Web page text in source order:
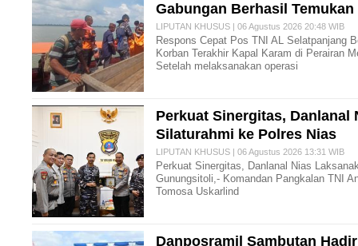
Gabungan Berhasil
LIPUTAN KHUSUS | 06 Agustus 2026 20:48 WIB
Respons Cepat Pos TNI AL Selatpanjang
Korban Terakhir Kapal Karam di Perairan
Setelah melaksanakan operasi
Perkuat Sinergitas, Danlanal
Silaturahmi ke Polres Nias
LIPUTAN KHUSUS | 06 Agustus 2026 13:31 WIB
Perkuat Sinergitas, Danlanal Nias
Gunungsitoli,- Komandan Pangkalan TNI
Tomosa Uskarlind
Danposramil Sambutan